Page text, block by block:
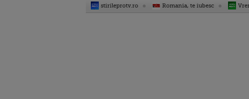
stirileprotv.ro Romania, te iubesc